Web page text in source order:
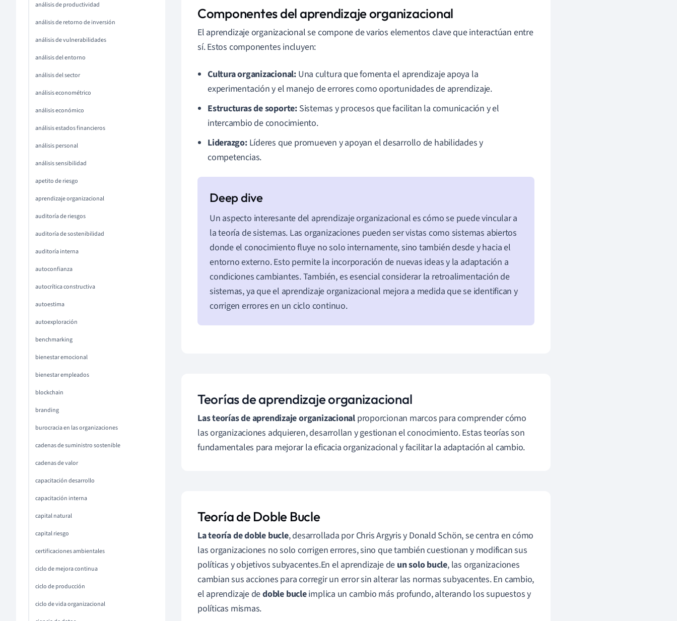
análisis de productividad
análisis de retorno de inversión
análisis de vulnerabilidades
análisis del entorno
análisis del sector
análisis econométrico
análisis económico
análisis estados financieros
análisis personal
análisis sensibilidad
apetito de riesgo
aprendizaje organizacional
auditoría de riesgos
auditoría de sostenibilidad
auditoría interna
autoconfianza
autocrítica constructiva
autoestima
autoexploración
benchmarking
bienestar emocional
bienestar empleados
blockchain
branding
burocracia en las organizaciones
cadenas de suministro sostenible
cadenas de valor
capacitación desarrollo
capacitación interna
capital natural
capital riesgo
certificaciones ambientales
ciclo de mejora continua
ciclo de producción
ciclo de vida organizacional
Componentes del aprendizaje organizacional
El aprendizaje organizacional se compone de varios elementos clave que interactúan entre
sí. Estos componentes incluyen:
Cultura organizacional:Una cultura que fomenta el aprendizaje apoya la
experimentación y el manejo de errores como oportunidades de aprendizaje.
Estructuras de soporte:Sistemas y procesos que facilitan la comunicación y el
intercambio de conocimiento.
Liderazgo:Líderes que promueven y apoyan el desarrollo de habilidades y
competencias.
Un aspecto interesante del aprendizaje organizacional es cómo se puede vincular a
la teoría de sistemas. Las organizaciones pueden ser vistas como sistemas abiertos
donde el conocimiento fluye no solo internamente, sino también desde y hacia el
entorno externo. Esto permite la incorporación de nuevas ideas y la adaptación a
condiciones cambiantes. También, es esencial considerar la retroalimentación de
sistemas, ya que el aprendizaje organizacional mejora a medida que se identifican y
corrigen errores en un ciclo continuo.
Teorías de aprendizaje organizacional
Las teorías de aprendizaje organizacionalproporcionan marcos para comprender cómo
las organizaciones adquieren, desarrollan y gestionan el conocimiento. Estas teorías son
fundamentales para mejorar la eficacia organizacional y facilitar la adaptación al cambio.
Teoría de Doble Bucle
La teoría de doble bucle, desarrollada por Chris Argyris y Donald Schön, se centra en cómo
las organizaciones no solo corrigen errores, sino que también cuestionan y modifican sus
políticas y objetivos subyacentes.En el aprendizaje de un solo bucle, las organizaciones
cambian sus acciones para corregir un error sin alterar las normas subyacentes. En cambio,
el aprendizaje dedoble bucleimplica un cambio más profundo, alterando los supuestos y
políticas mismas.